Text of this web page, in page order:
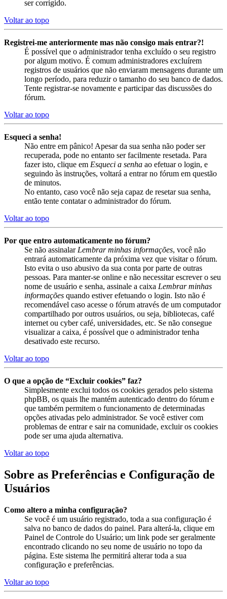
ser corrigido.
Voltar ao topo
Registrei-me anteriormente mas não consigo mais entrar?!
É possível que o administrador tenha excluído o seu registro
por algum motivo. É comum administradores excluírem
registros de usuários que não enviaram mensagens durante um
longo período, para reduzir o tamanho do seu banco de dados.
Tente registrar-se novamente e participar das discussões do
fórum.
Voltar ao topo
Esqueci a senha!
Não entre em pânico! Apesar da sua senha não poder ser
recuperada, pode no entanto ser facilmente resetada. Para
fazer isto, clique em Esqueci a senha ao efetuar o login, e
seguindo às instruções, voltará a entrar no fórum em questão
de minutos.
No entanto, caso você não seja capaz de resetar sua senha,
então tente contatar o administrador do fórum.
Voltar ao topo
Por que entro automaticamente no fórum?
Se não assinalar Lembrar minhas informações, você não
entrará automaticamente da próxima vez que visitar o fórum.
Isto evita o uso abusivo da sua conta por parte de outras
pessoas. Para manter-se online e não necessitar escrever o seu
nome de usuário e senha, assinale a caixa Lembrar minhas
informações quando estiver efetuando o login. Isto não é
recomendável caso acesse o fórum através de um computador
compartilhado por outros usuários, ou seja, bibliotecas, café
internet ou cyber café, universidades, etc. Se não consegue
visualizar a caixa, é possível que o administrador tenha
desativado este recurso.
Voltar ao topo
O que a opção de “Excluir cookies” faz?
Simplesmente exclui todos os cookies gerados pelo sistema
phpBB, os quais lhe mantém autenticado dentro do fórum e
que também permitem o funcionamento de determinadas
opções ativadas pelo administrador. Se você estiver com
problemas de entrar e sair na comunidade, excluir os cookies
pode ser uma ajuda alternativa.
Voltar ao topo
Sobre as Preferências e Configuração de
Usuários
Como altero a minha configuração?
Se você é um usuário registrado, toda a sua configuração é
salva no banco de dados do painel. Para alterá-la, clique em
Painel de Controle do Usuário; um link pode ser geralmente
encontrado clicando no seu nome de usuário no topo da
página. Este sistema lhe permitirá alterar toda a sua
configuração e preferências.
Voltar ao topo